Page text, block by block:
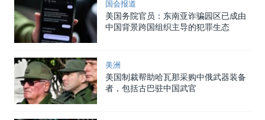
国会报道
美国务院官员：东南亚诈骗园区已成由
中国背景跨国组织主导的犯罪生态
美洲
美国制裁帮助哈瓦那采购中俄武器装备
者，包括古巴驻中国武官